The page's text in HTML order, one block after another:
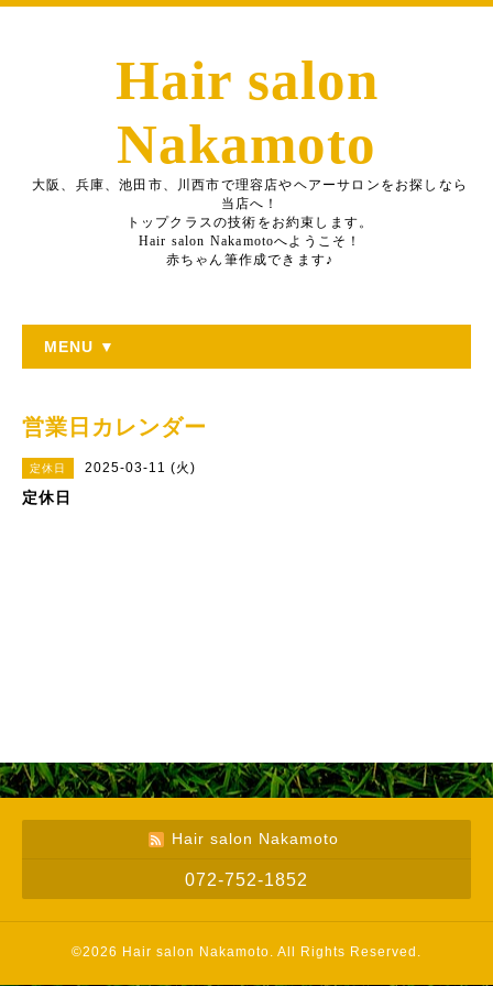
Hair salon
Nakamoto
大阪、兵庫、池田市、川西市で理容店やヘアーサロンをお探しなら
当店へ！
トップクラスの技術をお約束します。
Hair salon Nakamotoへようこそ！
赤ちゃん筆作成できます♪
MENU ▼
営業日カレンダー
定休日 2025-03-11 (火)
定休日
Hair salon Nakamoto
072-752-1852
©2026 Hair salon Nakamoto. All Rights Reserved.